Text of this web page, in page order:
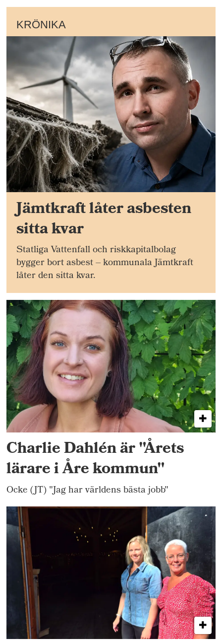
KRÖNIKA
Jämtkraft låter asbesten
sitta kvar
Statliga Vattenfall och riskkapitalbolag
bygger bort asbest – kommunala Jämtkraft
låter den sitta kvar.
Charlie Dahlén är "Årets
lärare i Åre kommun"
Ocke (JT) "Jag har världens bästa jobb"